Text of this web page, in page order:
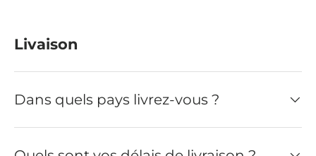
Livaison
Dans quels pays livrez-vous ?